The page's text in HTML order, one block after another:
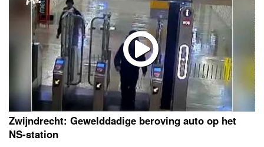
Zwijndrecht: Gewelddadige beroving auto op het
NS-station